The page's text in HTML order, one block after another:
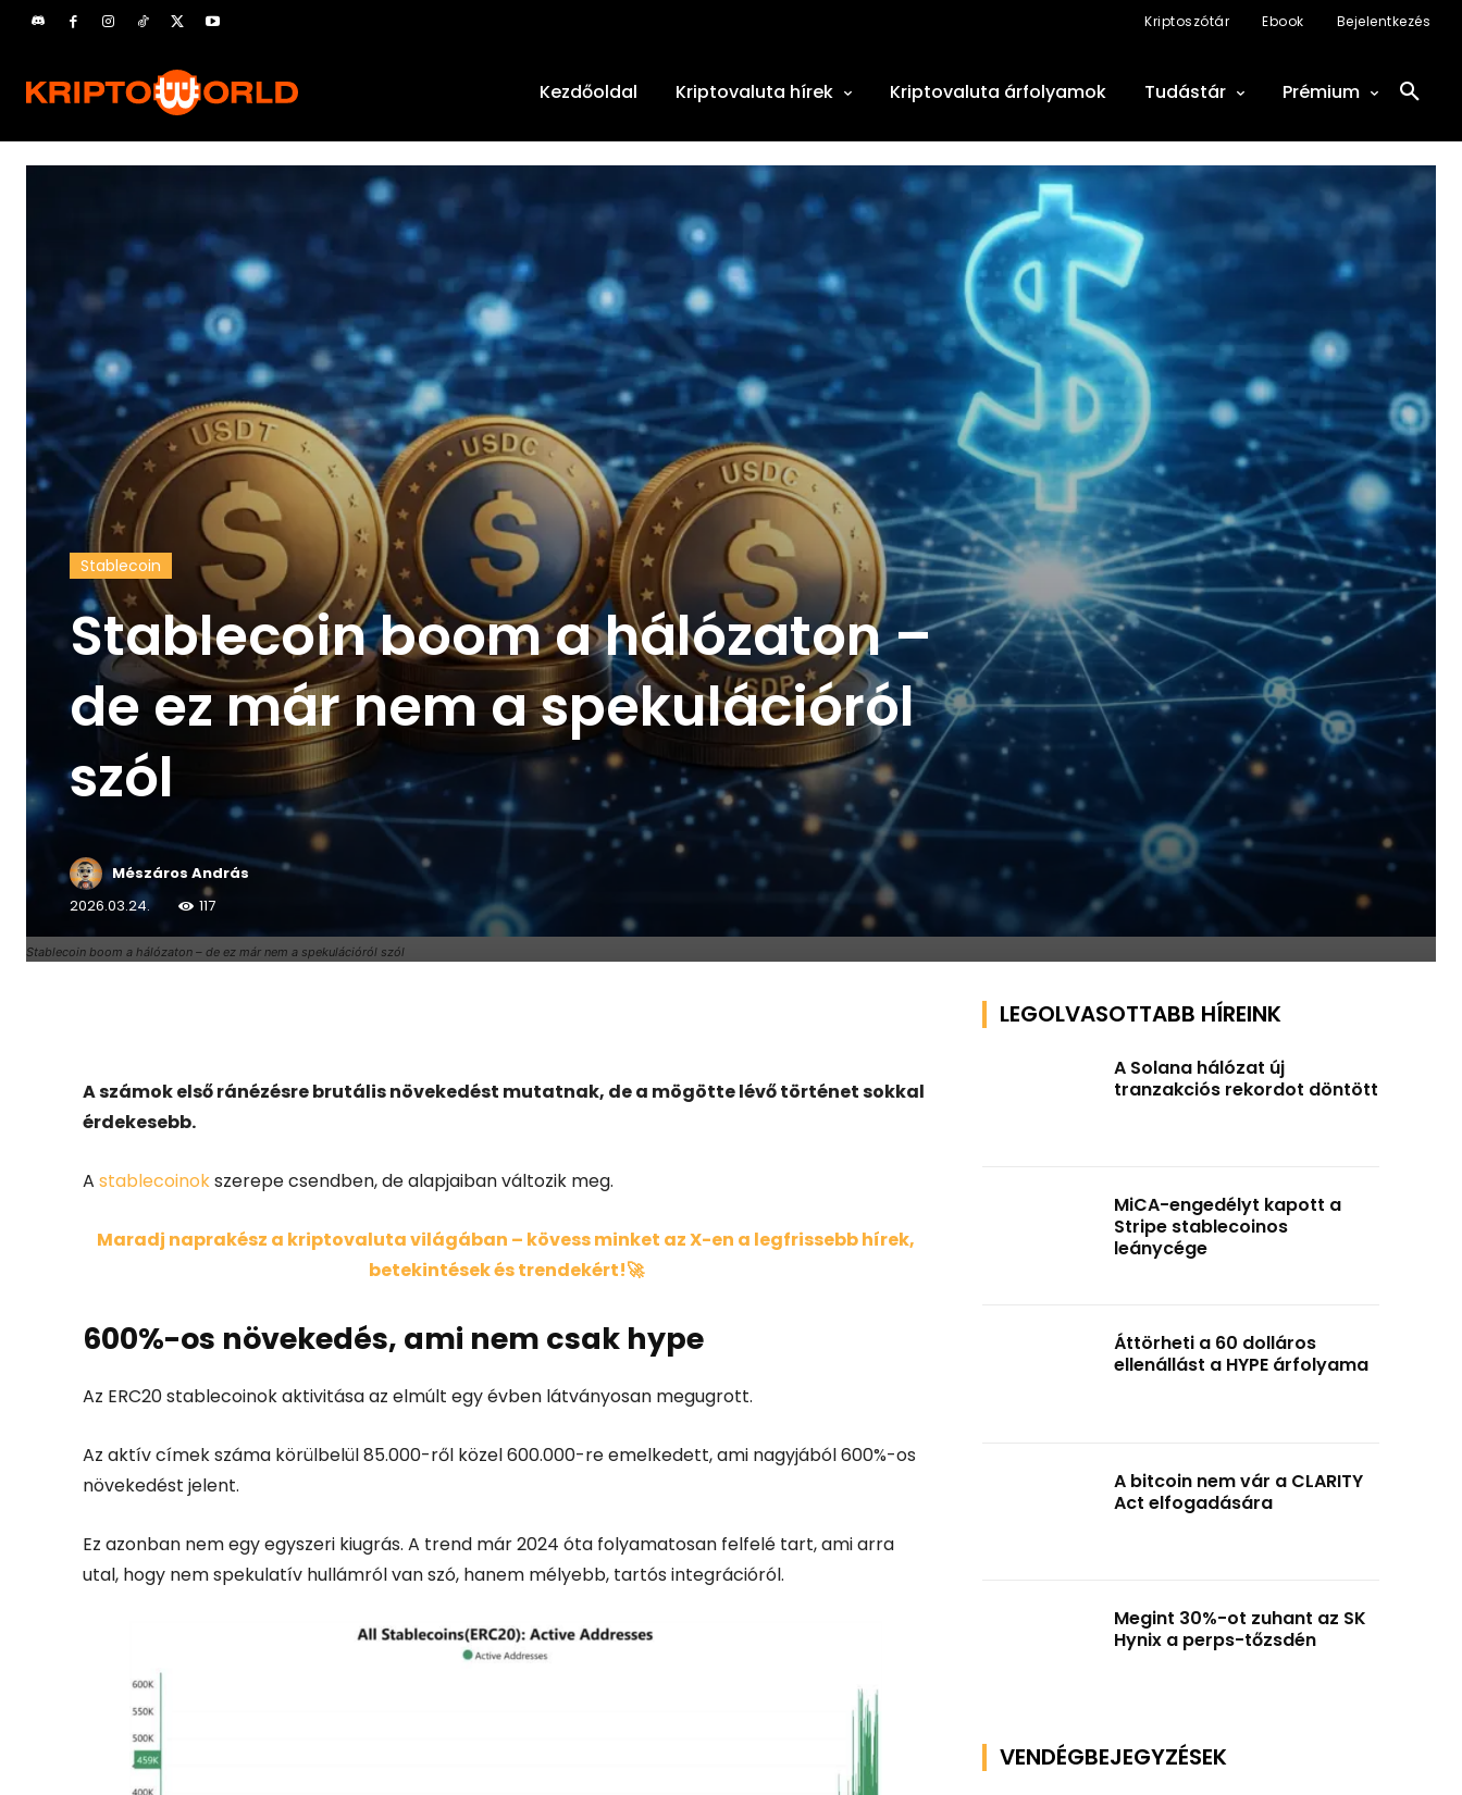
Kriptoszótár Ebook Bejelentkezés
Kezdőoldal Kriptovaluta hírek Kriptovaluta árfolyamok Tudástár Prémium
Stablecoin boom a hálózaton – de ez már nem a spekulációról szól
Stablecoin
Stablecoin boom a hálózaton –
de ez már nem a spekulációról
szól
Mészáros András
2026.03.24.
117
A számok első ránézésre brutális növekedést mutatnak, de a mögötte lévő történet sokkal
érdekesebb.
A stablecoinokszerepe csendben, de alapjaiban változik meg.
Maradj naprakész a kriptovaluta világában – kövess minket az X-en a legfrissebb hírek,
betekintések és trendekért!🚀
600%-os növekedés, ami nem csak hype
Az ERC20 stablecoinok aktivitása az elmúlt egy évben látványosan megugrott.
Az aktív címek száma körülbelül 85.000-ről közel 600.000-re emelkedett, ami nagyjából 600%-os
növekedést jelent.
Ez azonban nem egy egyszeri kiugrás. A trend már 2024 óta folyamatosan felfelé tart, ami arra
utal, hogy nem spekulatív hullámról van szó, hanem mélyebb, tartós integrációról.
LEGOLVASOTTABB HÍREINK
A Solana hálózat új
tranzakciós rekordot döntött
MiCA-engedélyt kapott a
Stripe stablecoinos
leánycége
Áttörheti a 60 dolláros
ellenállást a HYPE árfolyama
A bitcoin nem vár a CLARITY
Act elfogadására
Megint 30%-ot zuhant az SK
Hynix a perps-tőzsdén
VENDÉGBEJEGYZÉSEK